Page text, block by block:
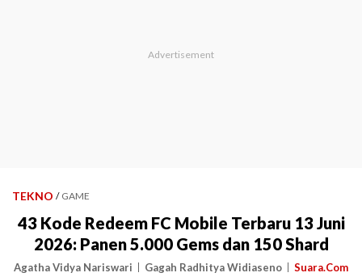
TEKNO / GAME
43 Kode Redeem FC Mobile Terbaru 13 Juni
2026: Panen 5.000 Gems dan 150 Shard
Agatha Vidya Nariswari Gagah Radhitya Widiaseno Suara.Com